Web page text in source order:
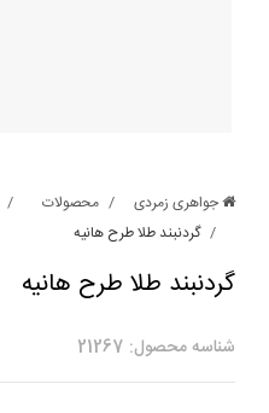
جواهری زمردی محصولات
گردنبند طلا طرح هانیه
گردنبند طلا طرح هانیه
شناسه محصول: 21267